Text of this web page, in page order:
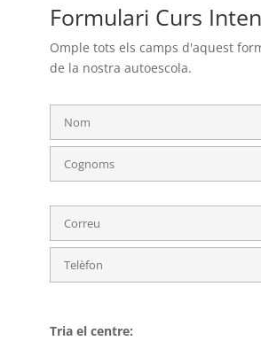
Formulari Curs
Omple tots els camps d'aquest
de la nostra autoescola.
Tria el centre: